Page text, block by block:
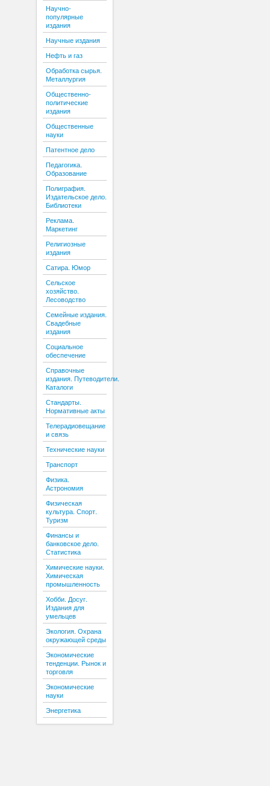
Научно-
популярные
издания
Научные издания
Нефть и газ
Обработка сырья.
Металлургия
Общественно-
политические
издания
Общественные
науки
Патентное дело
Педагогика.
Образование
Полиграфия.
Издательское дело.
Библиотеки
Реклама.
Маркетинг
Религиозные
издания
Сатира. Юмор
Сельское
хозяйство.
Лесоводство
Семейные издания.
Свадебные
издания
Социальное
обеспечение
Справочные
издания. Путеводители.
Каталоги
Стандарты.
Нормативные акты
Телерадиовещание
и связь
Технические науки
Транспорт
Физика.
Астрономия
Физическая
культура. Спорт.
Туризм
Финансы и
банковское дело.
Статистика
Химические науки.
Химическая
промышленность
Хобби. Досуг.
Издания для
умельцев
Экология. Охрана
окружающей среды
Экономические
тенденции. Рынок и
торговля
Экономические
науки
Энергетика